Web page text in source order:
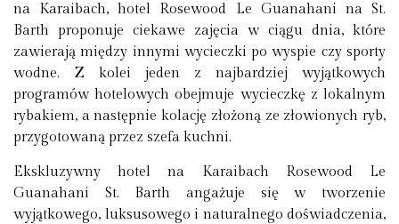
na Karaibach, hotel Rosewood Le Guanahani na St.
Barth proponuje ciekawe zajęcia w ciągu dnia, które
zawierają między innymi wycieczki po wyspie czy sporty
wodne. Z kolei jeden z najbardziej wyjątkowych
programów hotelowych obejmuje wycieczkę z lokalnym
rybakiem, a następnie kolację złożoną ze złowionych ryb,
przygotowaną przez szefa kuchni.
Ekskluzywny hotel na Karaibach Rosewood Le
Guanahani St. Barth angażuje się w tworzenie
wyjątkowego, luksusowego i naturalnego doświadczenia,